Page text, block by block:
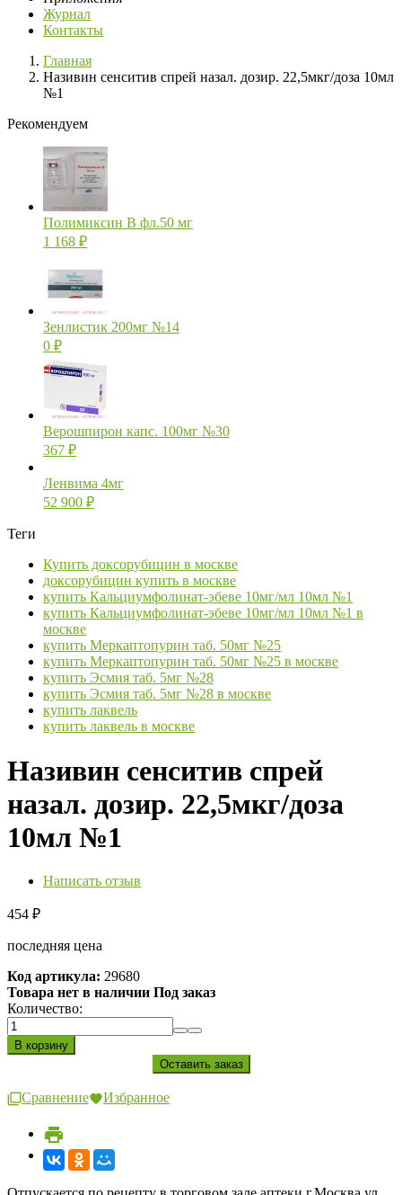
Журнал
Контакты
Главная
Називин сенситив спрей назал. дозир. 22,5мкг/доза 10мл
№1
Рекомендуем
Полимиксин В фл.50 мг
1 168 ₽
Зенлистик 200мг №14
0 ₽
Верошпирон капс. 100мг №30
367 ₽
Ленвима 4мг
52 900 ₽
Теги
Купить доксорубицин в москве
доксорубицин купить в москве
купить Кальциумфолинат-эбеве 10мг/мл 10мл №1
купить Кальциумфолинат-эбеве 10мг/мл 10мл №1 в
москве
купить Меркаптопурин таб. 50мг №25
купить Меркаптопурин таб. 50мг №25 в москве
купить Эсмия таб. 5мг №28
купить Эсмия таб. 5мг №28 в москве
купить лаквель
купить лаквель в москве
Називин сенситив спрей
назал. дозир. 22,5мкг/доза
10мл №1
Написать отзыв
454 ₽
последняя цена
Код артикула: 29680
Товара нет в наличии Под заказ
Количество:
Сравнение Избранное